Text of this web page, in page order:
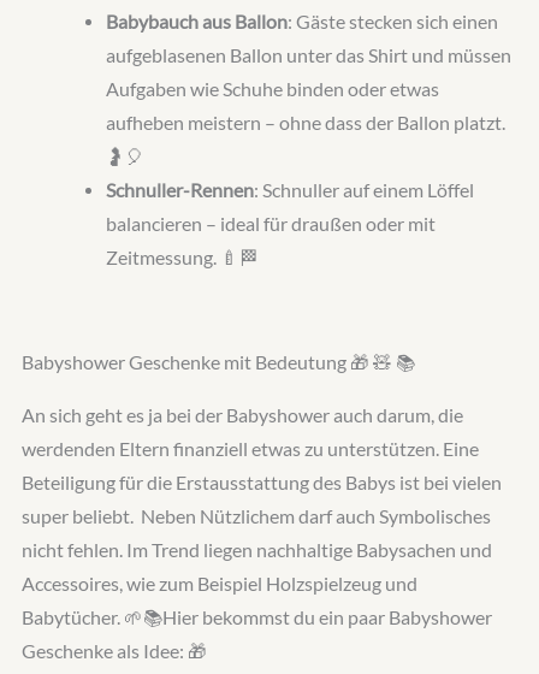
Babybauch aus Ballon: Gäste stecken sich einen
aufgeblasenen Ballon unter das Shirt und müssen
Aufgaben wie Schuhe binden oder etwas
aufheben meistern – ohne dass der Ballon platzt.
🤰🎈
Schnuller-Rennen: Schnuller auf einem Löffel
balancieren – ideal für draußen oder mit
Zeitmessung. 🍼🏁
Babyshower Geschenke mit Bedeutung 🎁 🧸 📚
An sich geht es ja bei der Babyshower auch darum, die
werdenden Eltern finanziell etwas zu unterstützen. Eine
Beteiligung für die Erstausstattung des Babys ist bei vielen
super beliebt. Neben Nützlichem darf auch Symbolisches
nicht fehlen. Im Trend liegen nachhaltige Babysachen und
Accessoires, wie zum Beispiel Holzspielzeug und
Babytücher. 🌱📚Hier bekommst du ein paar Babyshower
Geschenke als Idee: 🎁